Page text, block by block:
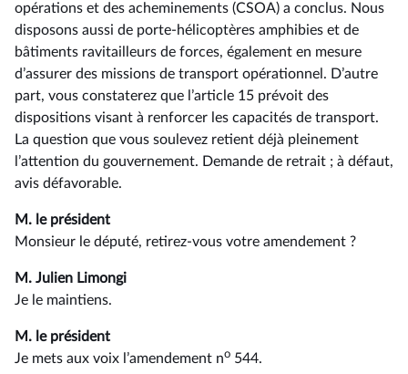
opérations et des acheminements (CSOA) a conclus. Nous
disposons aussi de porte-hélicoptères amphibies et de
bâtiments ravitailleurs de forces, également en mesure
d’assurer des missions de transport opérationnel. D’autre
part, vous constaterez que l’article 15 prévoit des
dispositions visant à renforcer les capacités de transport.
La question que vous soulevez retient déjà pleinement
l’attention du gouvernement. Demande de retrait ; à défaut,
avis défavorable.
M. le président
Monsieur le député, retirez-vous votre amendement ?
M. Julien Limongi
Je le maintiens.
M. le président
Je mets aux voix l’amendement no 544.